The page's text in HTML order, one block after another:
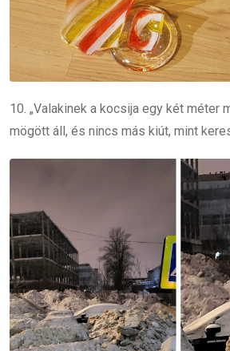
10. „Valakinek a kocsija egy két méter
mögött áll, és nincs más kiút, mint